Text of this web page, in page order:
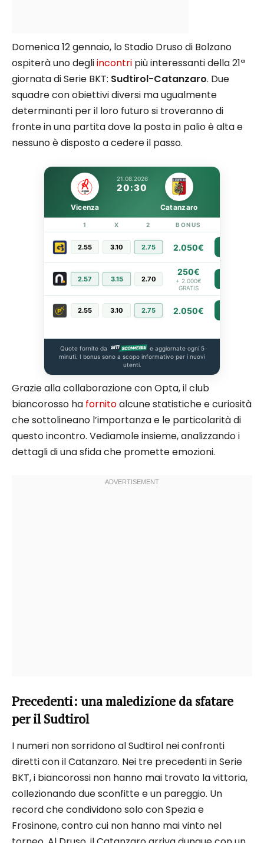
Domenica 12 gennaio, lo Stadio Druso di Bolzano
ospiterà uno degliincontri più interessanti della 21ª
giornata di Serie BKT: Sudtirol-Catanzaro. Due
squadre con obiettivi diversi ma ugualmente
determinanti per il loro futuro si troveranno di
fronte in una partita dove la posta in palio è alta e
nessuno è disposto a cedere il passo.
21.08.2026
20:30
Vicenza Catanzaro
1 X 2 BONUS
2.55 3.10 2.75 2.050€
2.57 3.15 2.70
250€
+ 2.000€
GRATIS
2.55 3.10 2.75 2.050€
Quote fornite da
e aggiornate ogni 5
minuti. I bonus sono a scopo informativo per i nuovi
utenti.
Grazie alla collaborazione con Opta, il club
biancorosso ha fornitoalcune statistiche e curiosità
che sottolineano l’importanza e le particolarità di
questo incontro. Vediamole insieme, analizzando i
dettagli di una sfida che promette emozioni.
Precedenti: una maledizione da sfatare
per il Sudtirol
I numeri non sorridono al Sudtirol nei confronti
diretti con il Catanzaro. Nei tre precedenti in Serie
BKT, i biancorossi non hanno mai trovato la vittoria,
collezionando due sconfitte e un pareggio. Un
record che condividono solo con Spezia e
Frosinone, contro cui non hanno mai vinto nel